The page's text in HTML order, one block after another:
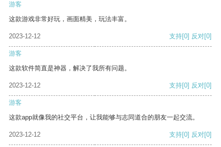
游客
这款游戏非常好玩，画面精美，玩法丰富。
2023-12-12 支持[0] 反对[0]
游客
这款软件简直是神器，解决了我所有问题。
2023-12-12 支持[0] 反对[0]
游客
这款app就像我的社交平台，让我能够与志同道合的朋友一起交流。
2023-12-12 支持[0] 反对[0]